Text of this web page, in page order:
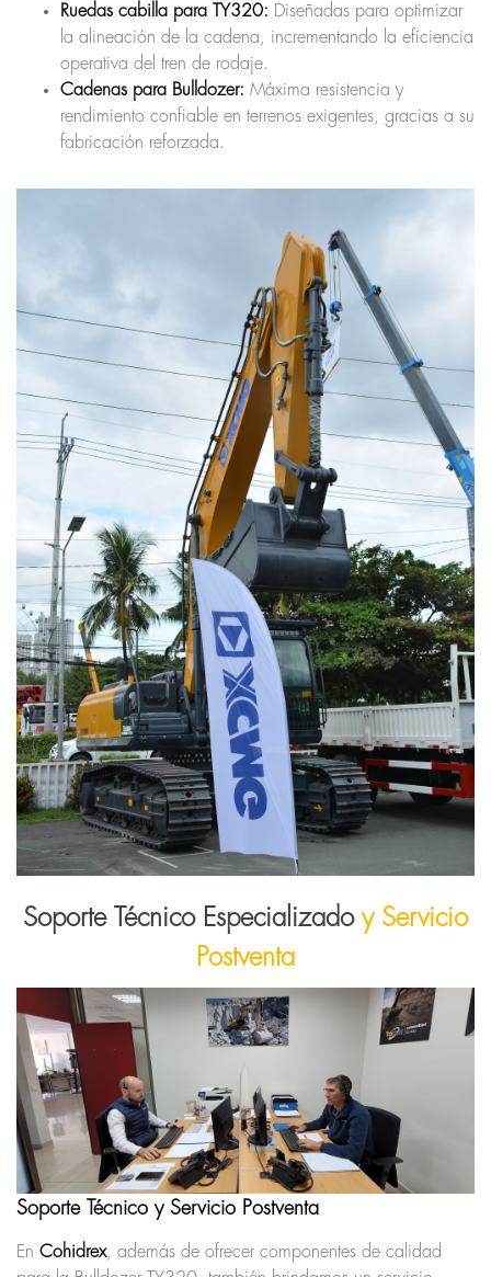
Ruedas cabilla para TY320: Diseñadas para optimizar
la alineación de la cadena, incrementando la eficiencia
operativa del tren de rodaje.
Cadenas para Bulldozer: Máxima resistencia y
rendimiento confiable en terrenos exigentes, gracias a su
fabricación reforzada.
Soporte Técnico Especializadoy Servicio
Postventa
Soporte Técnico y Servicio Postventa
En Cohidrex, además de ofrecer componentes de calidad